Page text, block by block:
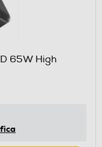
65W High